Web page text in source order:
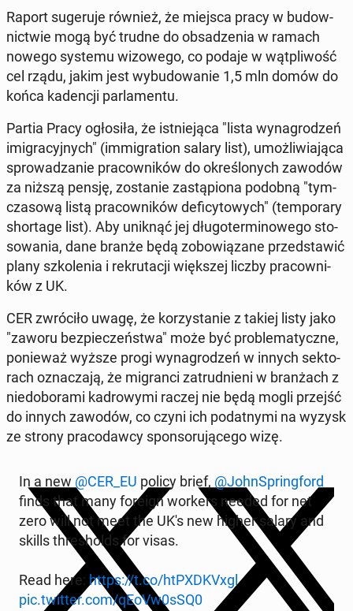
Raport su­ge­ru­je również, że miejsca pracy w bu­dow­
nic­twie mogą być trudne do ob­sa­dze­nia w ramach
nowego systemu wi­zo­we­go, co podaje w wąt­pli­wość
cel rządu, jakim jest wy­bu­do­wa­nie 1,5 mln domów do
końca ka­den­cji par­la­men­tu.
Partia Pracy ogło­si­ła, że ist­nie­ją­ca "lista wy­na­gro­dzeń
imi­gra­cyj­nych" (im­mi­gra­tion salary list), umoż­li­wia­ją­ca
spro­wa­dza­nie pra­cow­ni­ków do okre­ślo­nych zawodów
za niższą pensję, zo­sta­nie za­stą­pio­na podobną "tym­
cza­so­wą listą pra­cow­ni­ków de­fi­cy­to­wych" (tem­po­ra­ry
shor­ta­ge list). Aby uniknąć jej dłu­go­ter­mi­no­we­go sto­
so­wa­nia, dane branże będą zo­bo­wią­za­ne przed­sta­wić
plany szko­le­nia i re­kru­ta­cji więk­szej liczby pra­cow­ni­
ków z UK.
CER zwró­ci­ło uwagę, że ko­rzy­sta­nie z takiej listy jako
"zaworu bez­pie­czeń­stwa" może być pro­ble­ma­tycz­ne,
po­nie­waż wyższe progi wy­na­gro­dzeń w innych sek­to­
rach ozna­cza­ją, że mi­gran­ci za­trud­nie­ni w bran­żach z
nie­do­bo­ra­mi ka­dro­wy­mi raczej nie będą mogli przejść
do innych zawodów, co czyni ich po­dat­ny­mi na wyzysk
ze strony pra­co­daw­cy spon­so­ru­ją­ce­go wizę.
In a new @CER_EU policy brief, @John­Spring­ford
finds that many foreign workers needed for net
zero will not meet the UK's new higher salary and
skills thre­sholds for visas.
Read here: https://t.co/htPXD­KVxgl
pic.twitter.com/qEoVw0sSQ0